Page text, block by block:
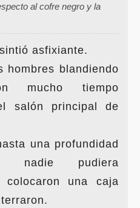
al cofre negro y la
asfixiante.
hombres blandiendo
mucho tiempo
salón principal de
una profundidad
nadie pudiera
colocaron una caja